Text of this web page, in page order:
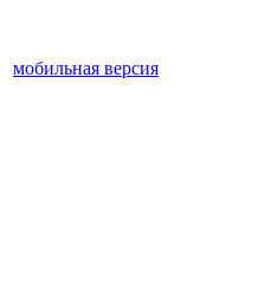
мобильная версия